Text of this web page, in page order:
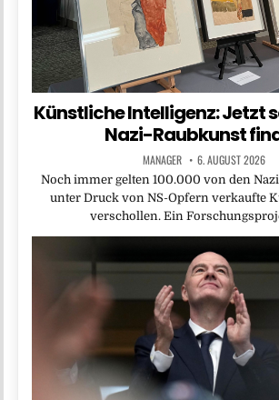
Künstliche Intelligenz: Jetzt
Nazi-Raubkunst
MANAGER 6. AUGUST 2026
Noch immer gelten 100.000 von den
unter Druck von NS-Opfern verkaufte
verschollen. Ein